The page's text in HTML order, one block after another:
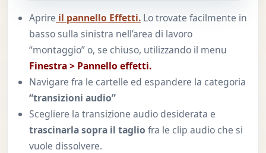
Aprire il pannello Effetti.Lo trovate facilmente in
basso sulla sinistra nell’area di lavoro
“montaggio” o, se chiuso, utilizzando il menu
Finestra > Pannello effetti.
Navigare fra le cartelle ed espandere la categoria
“transizioni audio”
Scegliere la transizione audio desiderata e
trascinarla sopra il taglio fra le clip audio che si
vuole dissolvere.